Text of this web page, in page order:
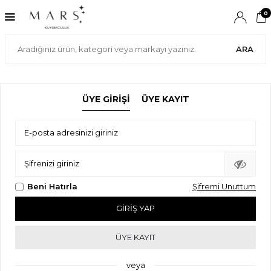
ARA
0
ÜYE GIRIŞI ÜYE KAYIT
E-posta adresinizi giriniz
Şifrenizi giriniz
Beni Hatırla Şifremi Unuttum
GIRIŞ YAP
ÜYE KAYIT
veya